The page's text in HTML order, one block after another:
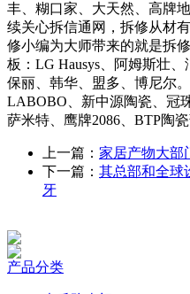
丰、糊口家、大天然、高牌
续关心拆信通网，拆修从材
修小编为大师带来的就是拆
板：LG Hausys、阿姆斯壮
保丽、韩华、盟多、博尼尔
LABOBO、新中源陶瓷、冠
萨米特、鹰牌2086、BTP陶瓷
上一篇： 家居产物大部
下一篇： 其总部和全球
牙
产品分类